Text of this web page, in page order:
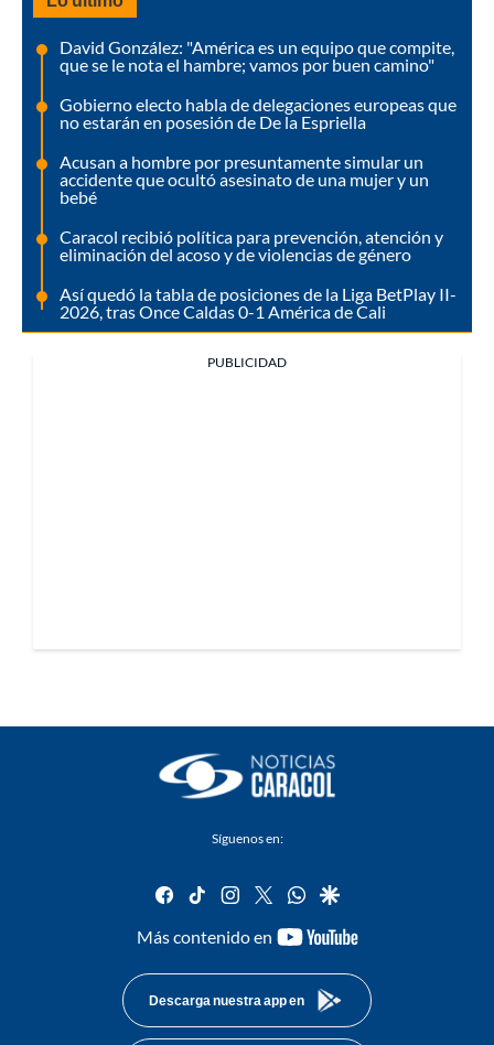
David González: "América es un equipo que compite,
que se le nota el hambre; vamos por buen camino"
Gobierno electo habla de delegaciones europeas que
no estarán en posesión de De la Espriella
Acusan a hombre por presuntamente simular un
accidente que ocultó asesinato de una mujer y un
bebé
Caracol recibió política para prevención, atención y
eliminación del acoso y de violencias de género
Así quedó la tabla de posiciones de la Liga BetPlay II-
2026, tras Once Caldas 0-1 América de Cali
PUBLICIDAD
Síguenos en:
facebook
tiktok instagram
twitterwhatsapp
google
Más contenido en
youtube-
Descarga nuestra app en